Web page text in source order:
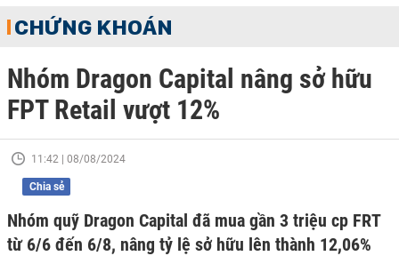
CHỨNG KHOÁN
Nhóm Dragon Capital nâng sở hữu
FPT Retail vượt 12%
11:42 | 08/08/2024
Chia sẻ
Nhóm quỹ Dragon Capital đã mua gần 3 triệu cp FRT
từ 6/6 đến 6/8, nâng tỷ lệ sở hữu lên thành 12,06%